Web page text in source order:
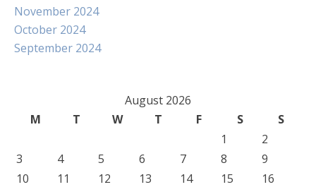
November 2024
October 2024
September 2024
August 2026
M
T W T F S
S
1
2
3
4 5 6 7 8
9
10
11 12 13 14 15
16